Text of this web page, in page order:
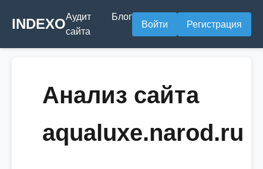
INDEXOАудит
сайта
Блог
Войти Регистрация
Анализ сайта
aqualuxe.narod.ru